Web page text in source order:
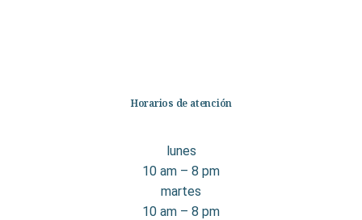
Horarios de atención
lunes
10 am – 8 pm
martes
10 am – 8 pm